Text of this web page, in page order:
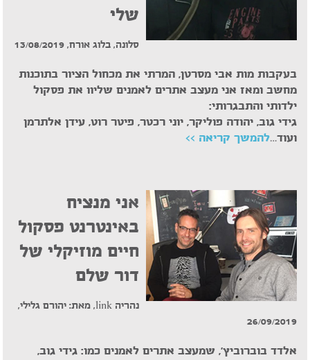
שלי
סלונה, בלוג אורח, 13/08/2019
בעקבות מות אבי מסרטן, המרתי את מכחול הציור בתוכנות
מחשב ומאז אני מעצב אתרים לאמנים שליוו את פסקול
ילדותי והתבגרותי:
גידי גוב, יהודה פוליקר, יוני רכטר, פיטר רוט, עידן אלתרמן
ועוד…להמשך קריאה >>
אני מנציח
באינטרנט פסקול
חיים מוזיקלי של
דור שלם
נהריה link, מאת: יהורם גלילי,
26/09/2019
אלדד בוברוביץ', שמעצב אתרים לאמנים כמו: גידי גוב,